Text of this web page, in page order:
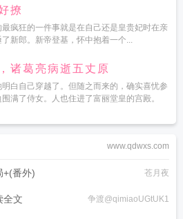
撩
疯狂的一件事就是在自己还是皇贵妃时在亲
新郎。新帝登基，怀中抱着一个...
诸葛亮病逝五丈原
白自己穿越了。但随之而来的，确实喜忧参
满了侍女。人也住进了富丽堂皇的宫殿。
www.qdwxs.com
+(番外) 苍月夜
全文 争渡@qimiaoUGtUK1